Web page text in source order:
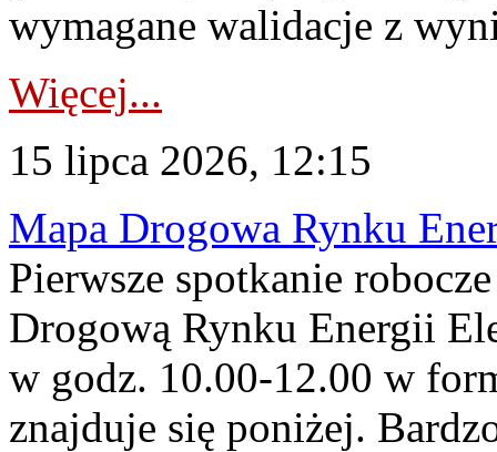
wymagane walidacje z
Więcej...
15 lipca 2026, 12:15
Mapa Drogowa Rynku
Pierwsze spotkanie
Drogową Rynku Energii
w godz. 10.00-12.00 w
znajduje się poniżej.